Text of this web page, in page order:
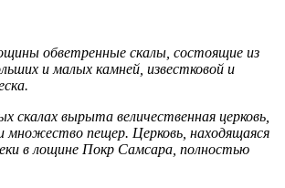
обветренные скалы, состоящие из
и малых камней, известковой и
скалах вырыта величественная церковь,
и множество пещер. Цер­ковь, находящаяся
в лощине Покр Самсара, полностью